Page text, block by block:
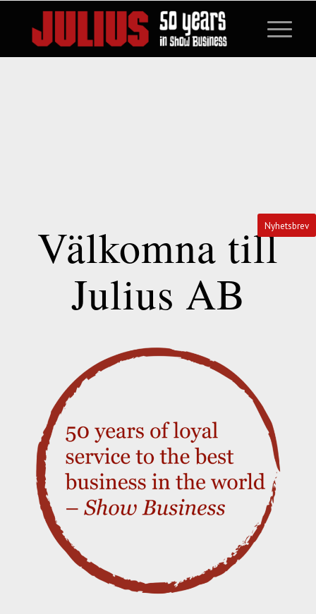
Välkomna till
Julius AB
Nyhetsbrev